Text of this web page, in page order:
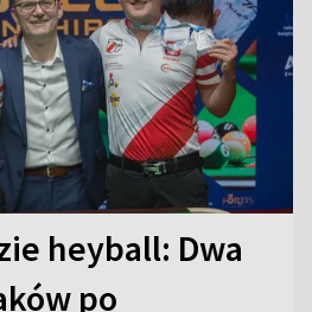
heyball: Dwa
po